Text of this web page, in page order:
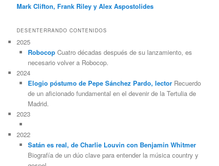
Mark Clifton, Frank Riley y Alex Aspostolides
DESENTERRANDO CONTENIDOS
2025
RobocopCuatro décadas después de su lanzamiento, es
necesario volver a Robocop.
2024
Elogio póstumo de Pepe Sánchez Pardo, lectorRecuerdo
de un aficionado fundamental en el devenir de la Tertulia de
Madrid.
2023
2022
Satán es real, de Charlie Louvin con Benjamin Whitmer
Biografía de un dúo clave para entender la música country y